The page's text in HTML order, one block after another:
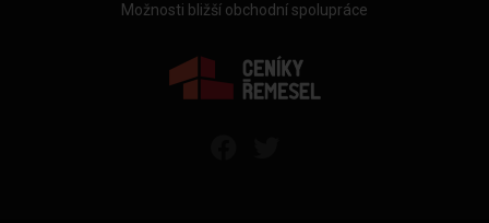
Možnosti bližší obchodní spolupráce